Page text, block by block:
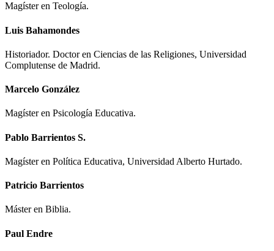
Magíster en Teología.
Luis Bahamondes
Historiador. Doctor en Ciencias de las Religiones, Universidad
Complutense de Madrid.
Marcelo González
Magíster en Psicología Educativa.
Pablo Barrientos S.
Magíster en Política Educativa, Universidad Alberto Hurtado.
Patricio Barrientos
Máster en Biblia.
Paul Endre